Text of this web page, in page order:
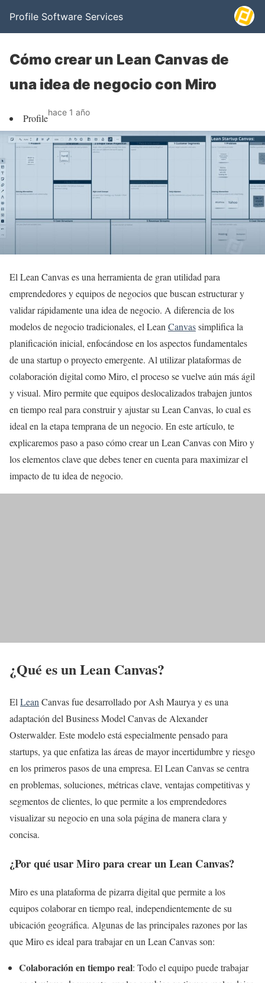
Profile Software Services
Cómo crear un Lean Canvas de
una idea de negocio con Miro
Profilehace 1 año
El Lean Canvas es una herramienta de gran utilidad para
emprendedores y equipos de negocios que buscan estructurar y
validar rápidamente una idea de negocio. A diferencia de los
modelos de negocio tradicionales, el Lean Canvassimplifica la
planificación inicial, enfocándose en los aspectos fundamentales
de una startup o proyecto emergente. Al utilizar plataformas de
colaboración digital como Miro, el proceso se vuelve aún más ágil
y visual. Miro permite que equipos deslocalizados trabajen juntos
en tiempo real para construir y ajustar su Lean Canvas, lo cual es
ideal en la etapa temprana de un negocio. En este artículo, te
explicaremos paso a paso cómo crear un Lean Canvas con Miro y
los elementos clave que debes tener en cuenta para maximizar el
impacto de tu idea de negocio.
¿Qué es un Lean Canvas?
El Lean Canvas fue desarrollado por Ash Maurya y es una
adaptación del Business Model Canvas de Alexander
Osterwalder. Este modelo está especialmente pensado para
startups, ya que enfatiza las áreas de mayor incertidumbre y riesgo
en los primeros pasos de una empresa. El Lean Canvas se centra
en problemas, soluciones, métricas clave, ventajas competitivas y
segmentos de clientes, lo que permite a los emprendedores
visualizar su negocio en una sola página de manera clara y
concisa.
¿Por qué usar Miro para crear un Lean Canvas?
Miro es una plataforma de pizarra digital que permite a los
equipos colaborar en tiempo real, independientemente de su
ubicación geográfica. Algunas de las principales razones por las
que Miro es ideal para trabajar en un Lean Canvas son:
Colaboración en tiempo real: Todo el equipo puede trabajar